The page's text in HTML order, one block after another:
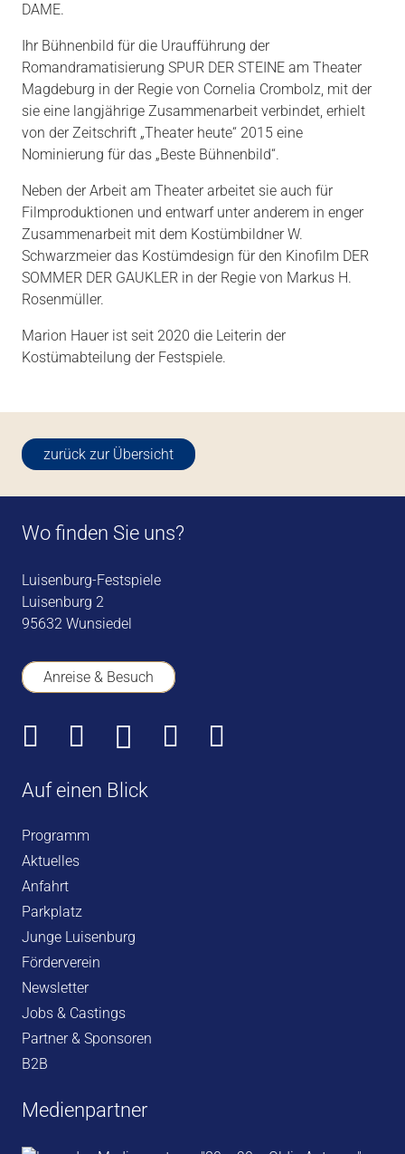
DAME.
Ihr Bühnenbild für die Uraufführung der
Romandramatisierung SPUR DER STEINE am Theater
Magdeburg in der Regie von Cornelia Crombolz, mit der
sie eine langjährige Zusammenarbeit verbindet, erhielt
von der Zeitschrift „Theater heute“ 2015 eine
Nominierung für das „Beste Bühnenbild“.
Neben der Arbeit am Theater arbeitet sie auch für
Filmproduktionen und entwarf unter anderem in enger
Zusammenarbeit mit dem Kostümbildner W.
Schwarzmeier das Kostümdesign für den Kinofilm DER
SOMMER DER GAUKLER in der Regie von Markus H.
Rosenmüller.
Marion Hauer ist seit 2020 die Leiterin der
Kostümabteilung der Festspiele.
zurück zur Übersicht
Wo finden Sie uns?
Luisenburg-Festspiele
Luisenburg 2
95632 Wunsiedel
Anreise & Besuch
Auf einen Blick
Programm
Aktuelles
Anfahrt
Parkplatz
Junge Luisenburg
Förderverein
Newsletter
Jobs & Castings
Partner & Sponsoren
B2B
Medienpartner